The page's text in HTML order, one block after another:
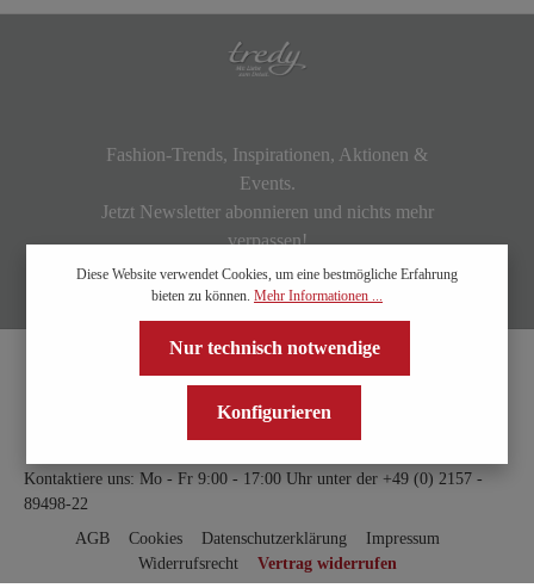
Fashion-Trends, Inspirationen, Aktionen &
Events.
Jetzt Newsletter abonnieren und nichts mehr
verpassen!
Kontaktiere uns: Mo - Fr 9:00 - 17:00 Uhr unter der +49 (0) 2157 -
89498-22
AGB
Cookies Datenschutzerklärung
Impressum
Widerrufsrecht
Vertrag widerrufen
Diese Website verwendet Cookies, um eine bestmögliche Erfahrung
bieten zu können. Mehr Informationen ...
Nur technisch notwendige
Konfigurieren